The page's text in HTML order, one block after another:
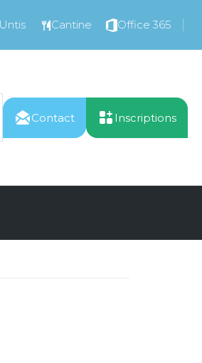
Cantine Office 365
Contact Inscriptions